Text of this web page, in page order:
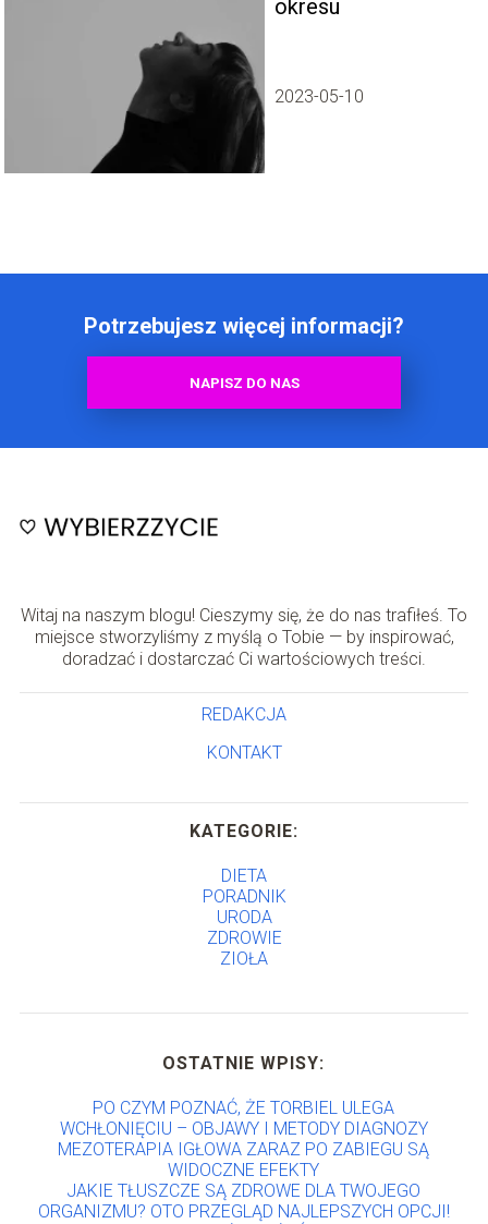
okresu
2023-05-10
Potrzebujesz więcej informacji?
NAPISZ DO NAS
Witaj na naszym blogu! Cieszymy się, że do nas trafiłeś. To
miejsce stworzyliśmy z myślą o Tobie — by inspirować,
doradzać i dostarczać Ci wartościowych treści.
REDAKCJA
KONTAKT
KATEGORIE:
DIETA
PORADNIK
URODA
ZDROWIE
ZIOŁA
OSTATNIE WPISY:
PO CZYM POZNAĆ, ŻE TORBIEL ULEGA
WCHŁONIĘCIU – OBJAWY I METODY DIAGNOZY
MEZOTERAPIA IGŁOWA ZARAZ PO ZABIEGU SĄ
WIDOCZNE EFEKTY
JAKIE TŁUSZCZE SĄ ZDROWE DLA TWOJEGO
ORGANIZMU? OTO PRZEGLĄD NAJLEPSZYCH OPCJI!